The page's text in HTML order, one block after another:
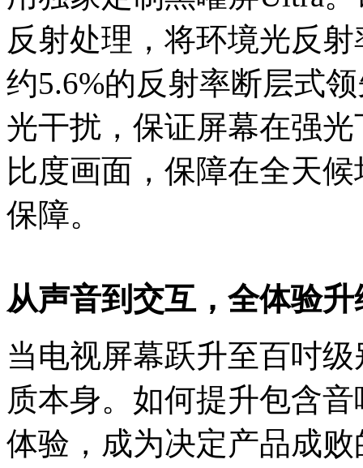
反射处理，将环境光反
约5.6%的反射率断层式
光干扰，保证屏幕在强
比度画面，保障在全天
保障。
从声音到交互，全体验升
当电视屏幕跃升至百吋
质本身。如何提升包含
体验，成为决定产品成